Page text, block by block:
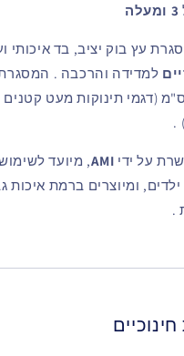
3 ומעלה
עץ בוק יציב, בד איכותי
למדידה והרכבה .
× 29.5 ס"מ (דגמי תינוקות מעט
.
על ידי AMI, מיועד
ילדים, ומיוצרים ברמת
.